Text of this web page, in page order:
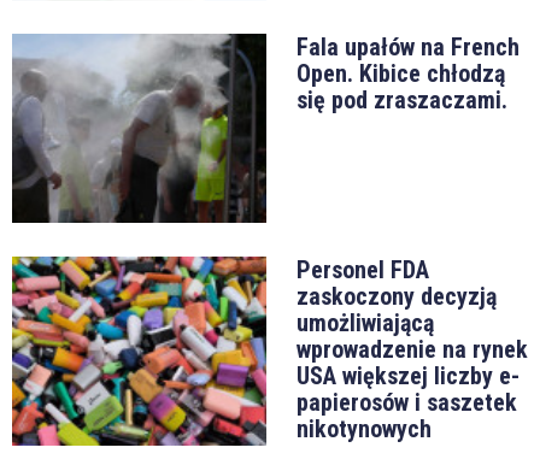
Fala upałów na French
Open. Kibice chłodzą
się pod zraszaczami.
Personel FDA
zaskoczony decyzją
umożliwiającą
wprowadzenie na rynek
USA większej liczby e-
papierosów i saszetek
nikotynowych